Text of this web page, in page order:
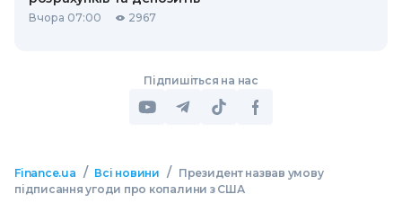
Вчора 07:00 2967
Підпишіться на нас
Finance.ua / Всі новини /
Президент назвав умову
підписання угоди про копалини з США